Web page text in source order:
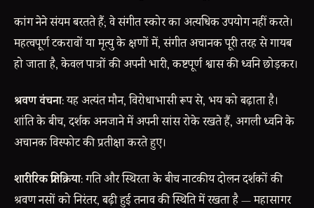
कांग नेने संयम बरतते हैं; वे संगीत स्कोर का अत्यधिक उपयोग नहीं करते।
महत्वपूर्ण टकरावों या मृत्यु के क्षणों में, संगीत अचानक पूरी तरह से गायब
हो जाता है, केवल पात्रों की अपनी भारी, कष्टपूर्ण श्वास की ध्वनि छोड़कर।
श्रवण वंचना:यह अत्यंत मौन, विरोधाभासी रूप से, भय को बढ़ाता है।
शांति के बीच, दर्शक अनजाने में अपनी सांस रोके रखते हैं, अगली ध्वनि के
अचानक विस्फोट की प्रतीक्षा करते हुए।
शारीरिक प्रतिक्रिया:गति और स्थिरता के बीच नाटकीय दोलन दर्शकों की
श्रवण नसों को निरंतर, बढ़ी हुई तनाव की स्थिति में रखता है — महासागर